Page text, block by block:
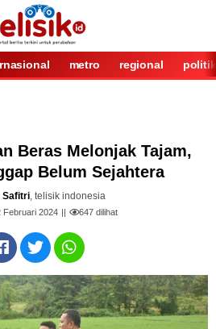
metro regional politik
Beras Melonjak Tajam,
Belum Sejahtera
Safitri, telisik indonesia
Februari 2024 647dilihat